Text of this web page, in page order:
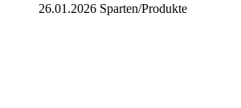
26.01.2026 Sparten/Produkte